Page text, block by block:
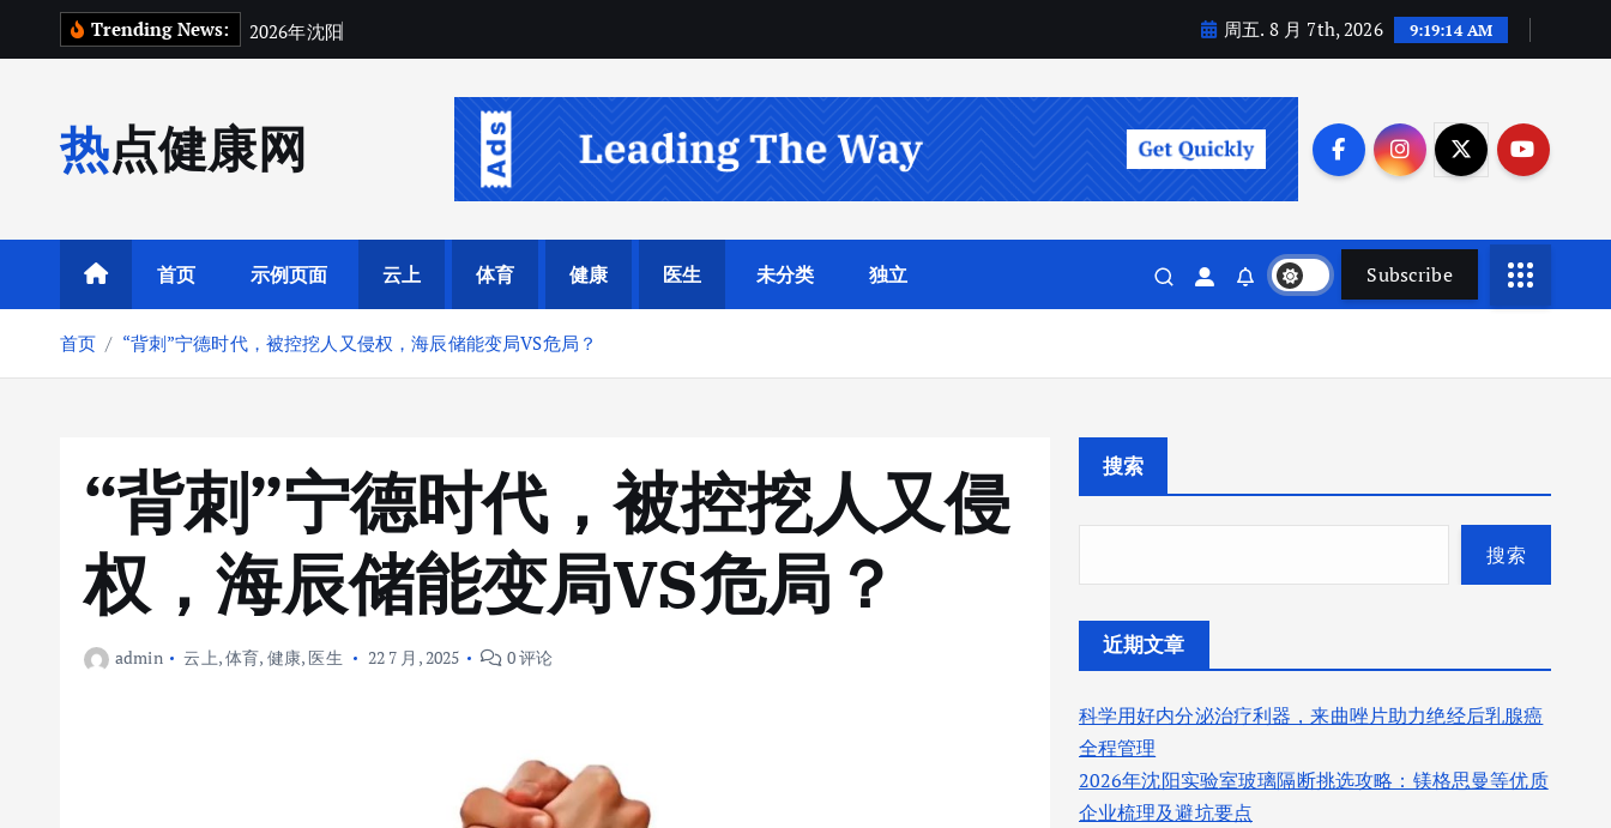
Trending News: 2026年沈阳 周五. 8 月 7th, 2026 9:19:15 AM
热点健康网
首页 示例页面 云上 体育 健康 医生 未分类 独立 Subscribe
首页 “背刺”宁德时代，被控挖人又侵权，海辰储能变局VS危局？
“背刺”宁德时代，被控挖人又侵
权，海辰储能变局VS危局？
admin 云上,体育, 健康, 医生 22 7 月, 2025 0 评论
搜索
搜索
近期文章
科学用好内分泌治疗利器，来曲唑片助力绝经后乳腺癌
全程管理
2026年沈阳实验室玻璃隔断挑选攻略：镁格思曼等优质
企业梳理及避坑要点